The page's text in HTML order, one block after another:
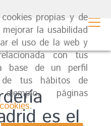
propias y de
la usabilidad
el uso de la web y
con tus
base de un perfil
tus hábitos de
páginas
. es el